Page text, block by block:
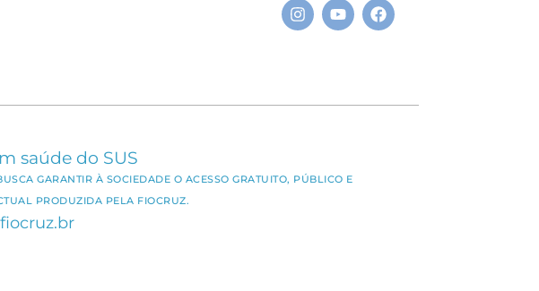
saúde do SUS
GARANTIR À SOCIEDADE O ACESSO GRATUITO, PÚBLICO E
PRODUZIDA PELA FIOCRUZ.